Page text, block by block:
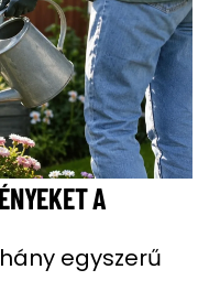
A
egyszerű